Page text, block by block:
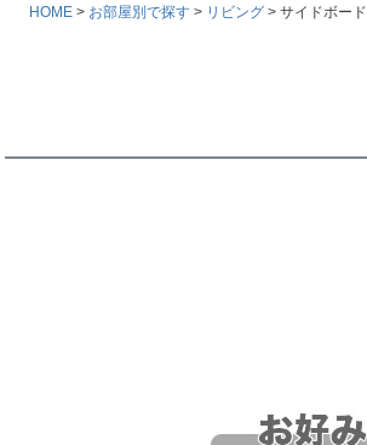
HOME お部屋別で探す リビング サイドボード